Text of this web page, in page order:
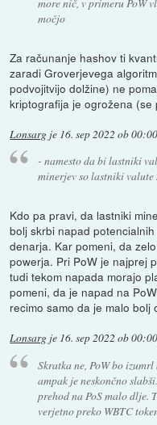
močjo
Za računanje hashov ti
zaradi Groverjevega
podvojitvijo dolžine) ne
kriptografija je ogrožena
Lonsarg je 16. sep 2022 ob 00:00
- namesto da bi lastniki
minerjev so lastniki valute
Kdo pa pravi, da lastniki
bolj skrbi napad
denarja. Kar pomeni, da
powerja. Pri PoW je najprej
tudi tekom napada morajo
pomeni, da je napad na
recimo samo da je malo bolj
Lonsarg je 16. sep 2022 ob 00:00
Skratka ne, PoW bo
ampak je neskončno
prehod na PoS malo dlje.
verjetno preko WBTC